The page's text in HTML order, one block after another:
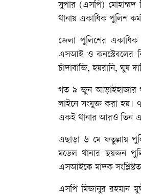
সুপার (এসপি) মোহাম্মদ
থানায় একাধিক পুলিশ
জেলা পুলিশের একাধিক
এসআই ও কনস্টেবলের
চাঁদাবাজি, হয়রানি, ঘুষ
গত ৯ জুন আড়াইহাজার
লাইনে সংযুক্ত করা হয়।
একই থানার আরও তিন
এছাড়া ৬ মে ফতুল্লায়
মডেল থানার ছয়জন
এসআইকে মাদক
এসপি মিজানুর রহমান